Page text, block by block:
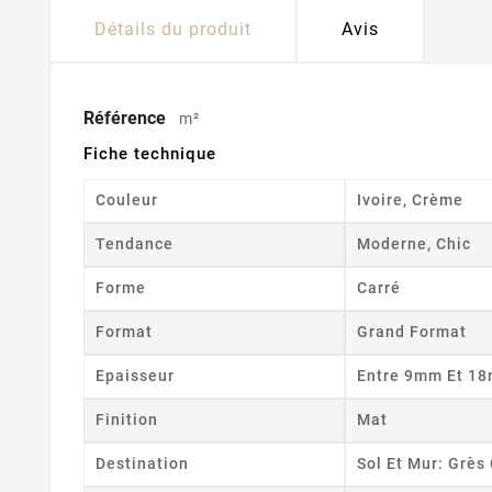
Détails du produit Avis
Référence m²
Fiche technique
Couleur Ivoire, Crème
Tendance Moderne, Chic
Forme Carré
Format Grand Format
Epaisseur Entre 9mm Et
Finition Mat
Destination Sol Et Mur: Grès